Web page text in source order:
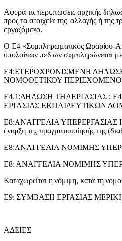
Αφορά τις περιπτώσεις αρχικής
προς τα στοιχεία της αλλαγής ή της
εργαζόμενο.
Ο Ε4 «Συμπληρωματικός Ωραρίου-
υπολοίπων πεδίων συμπληρώνεται με
Ε4:ΕΤΕΡΟΧΡΟΝΙΣΜΕΝΗ
ΝΟΜΟΘΕΤΙΚΟΥ ΠΕΡΙΕΧΟΜΕΝΟΥ
Ε4.1:ΔΗΛΩΣΗ ΤΗΛΕΡΓΑΣΙΑΣ :
ΕΡΓΑΣΙΑΣ ΕΚΠΑΙΔΕΥΤΙΚΩΝ
Ε8:ΑΝΑΓΓΕΛΙΑ ΥΠΕΡΕΡΓΑΣΙΑΣ Η
έναρξη της πραγματοποίησής της
Ε8:ΑΝΑΓΓΕΛΙΑ ΝΟΜΙΜΗΣ
Ε8: ΑΝΑΓΓΕΛΙΑ ΝΟΜΙΜΗΣ
Καταχωρείται η νόμιμη, κατά τη
Ε9: ΣΥΜΒΑΣΗ ΕΡΓΑΣΙΑΣ ΜΕΡΙΚΗΣ
ΑΔΕΙΕΣ